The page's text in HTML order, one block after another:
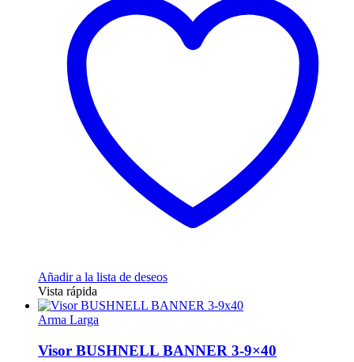
Añadir a la lista de deseos
Vista rápida
Arma Larga
Visor BUSHNELL BANNER 3-9×40